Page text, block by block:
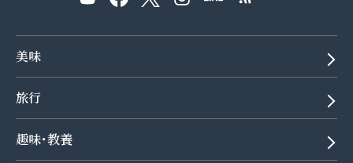
美味
旅行
趣味･教養